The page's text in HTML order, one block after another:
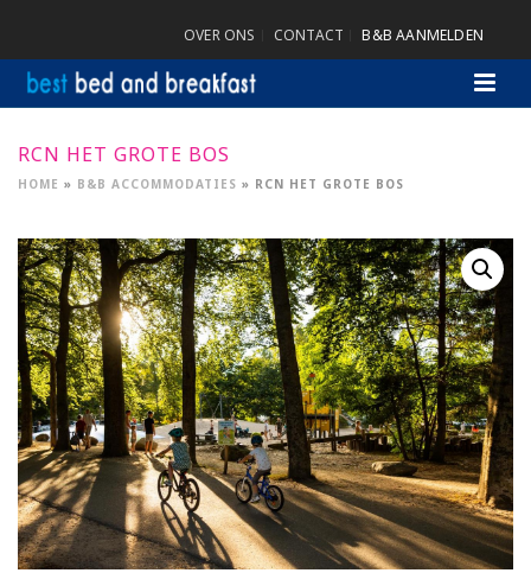
OVER ONS CONTACT B&B AANMELDEN
RCN HET GROTE BOS
HOME » B&B ACCOMMODATIES » RCN HET GROTE BOS